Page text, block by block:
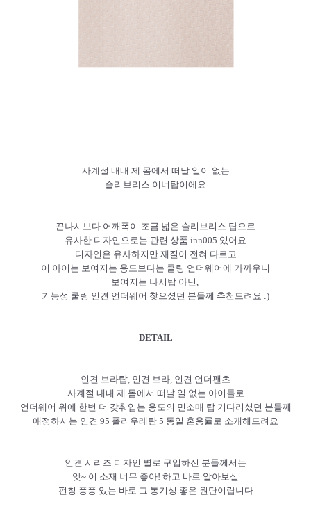
사계절 내내 제 몸에서 떠날 일이 없는
슬리브리스 이너탑이에요
끈나시보다 어깨폭이 조금 넓은 슬리브리스 탑으로
유사한 디자인으로는 관련 상품 inn005 있어요
디자인은 유사하지만 재질이 전혀 다르고
이 아이는 보여지는 용도보다는 쿨링 언더웨어에 가까우니
보여지는 나시탑 아닌,
기능성 쿨링 인견 언더웨어 찾으셨던 분들께 추천드려요 :)
DETAIL
인견 브라탑, 인견 브라, 인견 언더팬츠
사계절 내내 제 몸에서 떠날 일 없는 아이들로
언더웨어 위에 한번 더 갖춰입는 용도의 민소매 탑 기다리셨던 분들께
애정하시는 인견 95 폴리우레탄 5 동일 혼용률로 소개해드려요
인견 시리즈 디자인 별로 구입하신 분들께서는
앗~ 이 소재 너무 좋아! 하고 바로 알아보실
펀칭 퐁퐁 있는 바로 그 통기성 좋은 원단이랍니다